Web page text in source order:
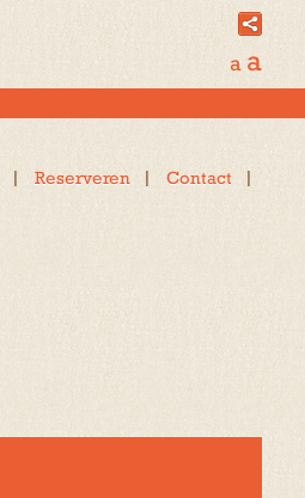
a a
Reserveren Contact